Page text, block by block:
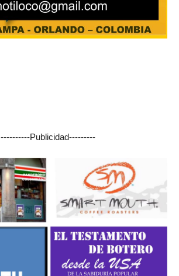
----------Publicidad---------